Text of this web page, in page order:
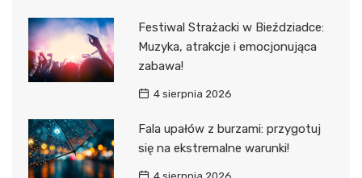
Festiwal Strażacki w Bieździadce:
Muzyka, atrakcje i emocjonująca
zabawa!
4 sierpnia 2026
Fala upałów z burzami: przygotuj
się na ekstremalne warunki!